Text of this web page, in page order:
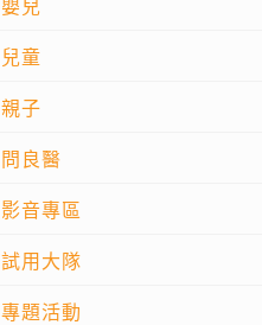
嬰兒
兒童
親子
問良醫
影音專區
試用大隊
專題活動